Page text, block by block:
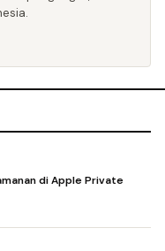
di Apple Private